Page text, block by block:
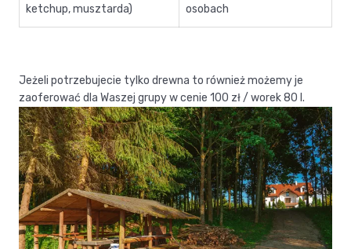
ketchup, musztarda)
osobach
Jeżeli potrzebujecie tylko drewna to również możemy je
zaoferować dla Waszej grupy w cenie 100 zł / worek 80 l.